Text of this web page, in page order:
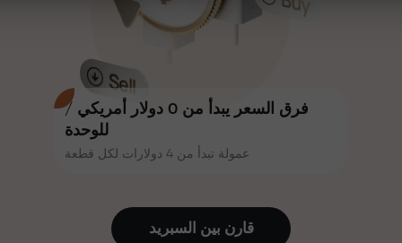
فرق السعر يبدأ من 0 دولار أمريكي /
للوحدة
عمولة تبدأ من 4 دولارات لكل قطعة
تتشارك سرعة المسار وسرعة التداول
نفس القيم. يُضفي أليش لوبرايس
عناصر الحماس والانضباط على عالم
التداول، ويعمل كشريك يُلهم العملاء
لتحقيق أهداف طموحة.
إنستا فوركس على هاتف آيفون أو ماك
بوك أو رحلة أحلامه بمجرد إيداعه مبلغًا
مكافأة تصل إلى 1000 ضعف - أكبر
قارن بين السبرید